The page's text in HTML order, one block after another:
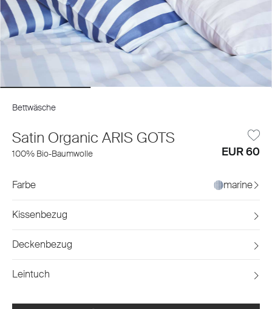
Bettwäsche
Satin Organic ARIS GOTS
100% Bio-Baumwolle EUR 60
Farbe marine
Kissenbezug
Deckenbezug
Leintuch